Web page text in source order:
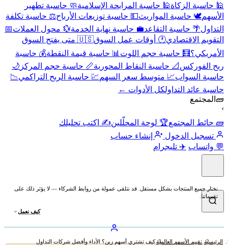
🕌 حاسبة الزكاة🕌 حاسبة المرابحة الإسلامية🧼 حاسبة تطهير
الأسهم🕊️ حاسبة المواريث💵 حاسبة توزيعات الأرباح⚖️ حاسبة تكلفة
التداول🌴 حاسبة التقاعد💼 حاسبة نهاية الخدمة💱 محول العملات📅
التقويم الاقتصادي🕐 أوقات عمل السوق
🇺🇸 متى يفتح السوق
الأمريكي؟🧮 حاسبة حجم اللوت 📊 حاسبة قيمة النقطة💰 حاسبة
ربح الفوركس 📐 حاسبة النقاط المحورية📏 حاسبة حجم المركز 🌙
حاسبة السواب📈 متوسط سعر السهم💹 حاسبة الربح التراكمي📉
حاسبة عائد التداولكل الأدوات ←
🧱 المجتمع
›
🧱 حائط المجتمع🏆 لوحة المحلّلين✍️ اكتب تحليلك
تسجيل الدخول
إنشاء حساب
💬 واتساب ✈️ تليجرام
نختار جميع المنتجات بشكل مستقل. قد نتلقى عمولة من روابط الشركاء — لا يؤثر ذلك على
تقييماتنا.
كيف نعمل
الرئيسية تقييم الأسهم العالميةكيف تشتري أسهم زين؟ الأداء وأفضل شركات التداول